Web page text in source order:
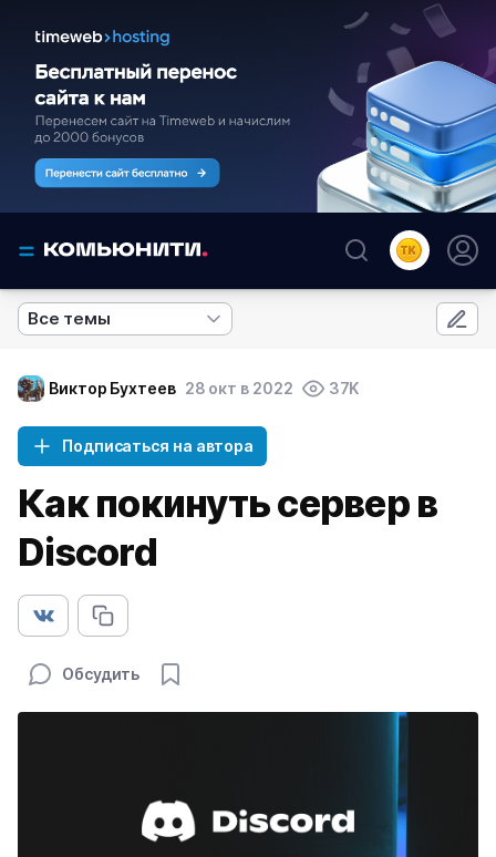
Все темы
Виктор Бухтеев 28 окт в 2022 37K
Подписаться на автора
Как покинуть сервер в
Discord
Обсудить